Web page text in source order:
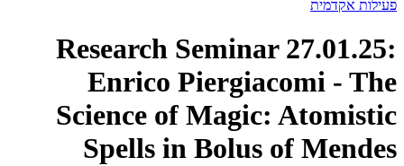
פעילות אקדמית
Research Seminar 27.01.25:
Enrico Piergiacomi - The
Science of Magic: Atomistic
Spells in Bolus of Mendes